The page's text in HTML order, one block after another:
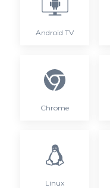
Android TV
Chrome
Linux